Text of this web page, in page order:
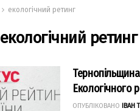
екологічний ретинг
екологічний ретинг
Екологічного
ОПУБЛІКОВАНО ІВАН